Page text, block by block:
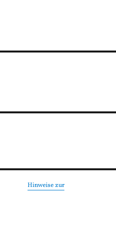
Hinweise zur